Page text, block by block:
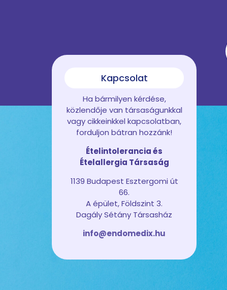
Kapcsolat
Ha bármilyen kérdése,
közlendője van társaságunkkal
vagy cikkeinkkel kapcsolatban,
forduljon bátran hozzánk!
Ételintolerancia és
Ételallergia Társaság
1139 Budapest Esztergomi út
66.
A épület, Földszint 3.
Dagály Sétány Társasház
info@endomedix.hu